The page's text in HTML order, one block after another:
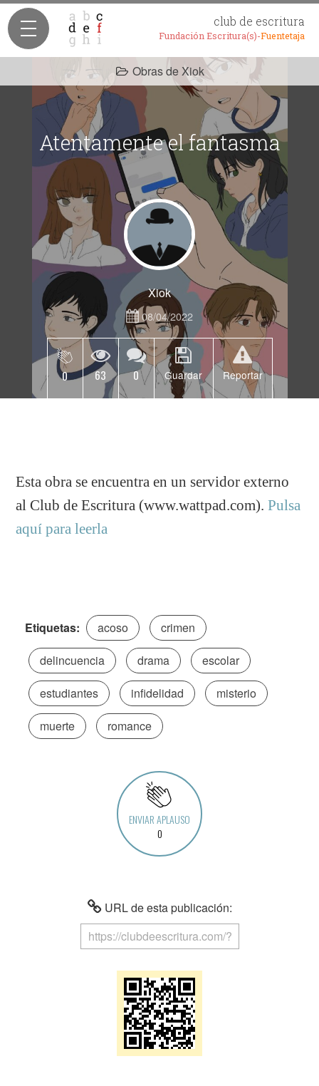
club de escritura
Fundación Escritura(s)-Fuentetaja
Obras de Xiok
Atentamente el fantasma
Xiok
08/04/2022
0 63 0 Guardar Reportar
Esta obra se encuentra en un servidor externo
al Club de Escritura (www.wattpad.com).Pulsa
aquí para leerla
Etiquetas: acoso
crimen
delincuencia
drama
escolar
estudiantes
infidelidad
misterio
muerte
romance
ENVIAR APLAUSO
0
URL de esta publicación: